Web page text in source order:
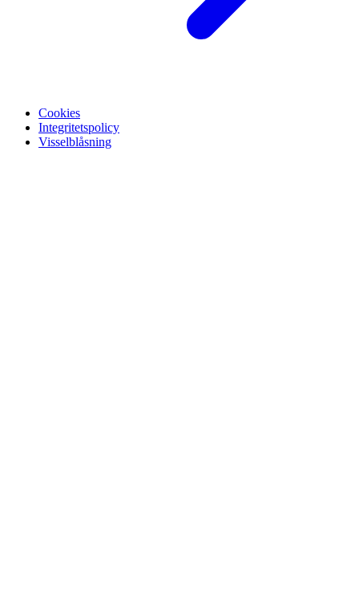
Cookies
Integritetspolicy
Visselblåsning